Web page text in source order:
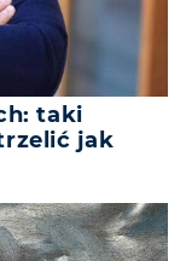
taki
jak